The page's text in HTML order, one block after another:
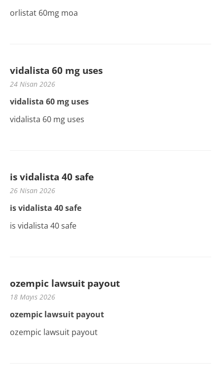
orlistat 60mg moa
vidalista 60 mg uses
24 Nisan 2026
vidalista 60 mg uses
vidalista 60 mg uses
is vidalista 40 safe
26 Nisan 2026
is vidalista 40 safe
is vidalista 40 safe
ozempic lawsuit payout
18 Mayıs 2026
ozempic lawsuit payout
ozempic lawsuit payout